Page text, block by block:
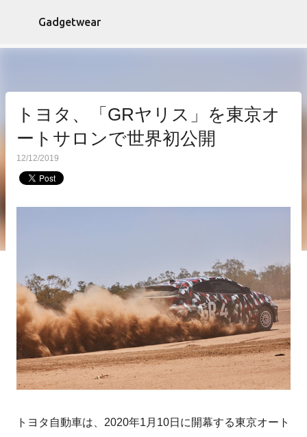
スキップしてメイン コンテンツに移動
Gadgetwear
トヨタ、「GRヤリス」を東京オ
ートサロンで世界初公開
12/12/2019
トヨタ自動車は、2020年1月10日に開幕する東京オート